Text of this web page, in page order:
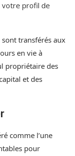
votre profil de
sont transférés aux
en vie à
propriétaire des
et des
comme l’une
pour